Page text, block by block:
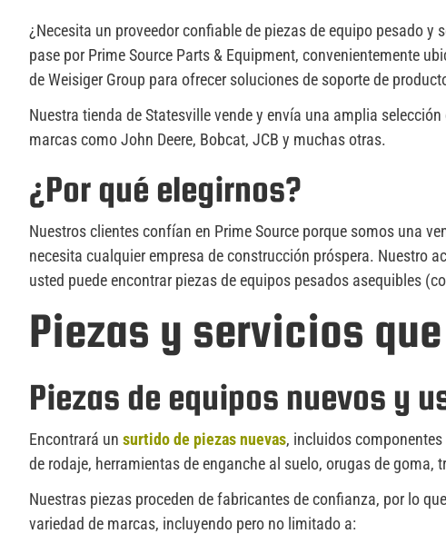
¿Necesita un proveedor confiable de piezas de equipo pesado y
pase por Prime Source Parts & Equipment, convenientemente
de Weisiger Group para ofrecer soluciones de soporte de
Nuestra tienda de Statesville vende y envía una amplia
marcas como John Deere, Bobcat, JCB y muchas otras.
¿Por qué elegirnos?
Nuestros clientes confían en Prime Source porque somos una
necesita cualquier empresa de construcción próspera. Nuestro
usted puede encontrar piezas de equipos pesados asequibles
Piezas y servicios
Piezas de equipos nuevos y
Encontrará un surtido de piezas nuevas, incluidos
de rodaje, herramientas de enganche al suelo, orugas de goma,
Nuestras piezas proceden de fabricantes de confianza, por lo
variedad de marcas, incluyendo pero no limitado a: